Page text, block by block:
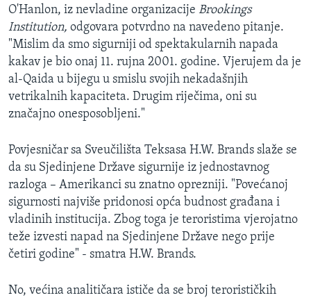
Jezici
O'Hanlon, iz nevladine organizacije Brookings
Institution, odgovara potvrdno na navedeno pitanje.
"Mislim da smo sigurniji od spektakularnih napada
kakav je bio onaj 11. rujna 2001. godine. Vjerujem da je
al-Qaida u bijegu u smislu svojih nekadašnjih
vetrikalnih kapaciteta. Drugim riječima, oni su
značajno onesposobljeni."
Povjesničar sa Sveučilišta Teksasa H.W. Brands slaže se
da su Sjedinjene Države sigurnije iz jednostavnog
razloga – Amerikanci su znatno oprezniji. "Povećanoj
sigurnosti najviše pridonosi opća budnost građana i
vladinih institucija. Zbog toga je teroristima vjerojatno
teže izvesti napad na Sjedinjene Države nego prije
četiri godine" - smatra H.W. Brands.
No, većina analitičara ističe da se broj terorističkih